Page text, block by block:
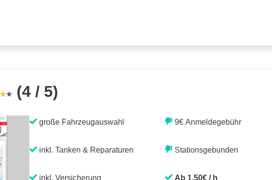
(4 / 5)
große Fahrzeugauswahl
inkl. Tanken & Reparaturen
inkl. Versicherung
9€ Anmeldegebühr
Stationsgebunden
Ab 1,50€ / h